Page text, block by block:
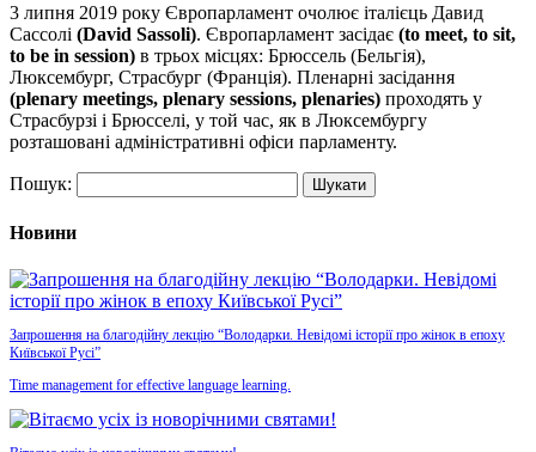
3 липня 2019 року Європарламент очолює італієць Давид
Сассолі (David Sassoli). Європарламент засідає (to meet, to sit,
to be in session) в трьох місцях: Брюссель (Бельгія),
Люксембург, Страсбург (Франція). Пленарні засідання
(plenary meetings, plenary sessions, plenaries) проходять у
Страсбурзі і Брюсселі, у той час, як в Люксембургу
розташовані адміністративні офіси парламенту.
Пошук:
Новини
Запрошення на благодійну лекцію “Володарки. Невідомі історії про жінок в епоху
Київської Русі”
Time management for effective language learning.